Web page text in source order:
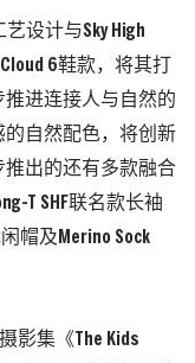
设计与Sky High
6鞋款，将其打
进连接人与自然的
自然配色，将创新
出的还有多款融合
T SHF联名款长袖
帽及Merino Sock
影集《The Kids